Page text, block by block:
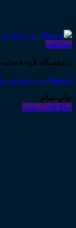
مشاهده
پژوهشگاه قوه قضاییه
استقلال و بی‌طرفی
چاپ تمام
اطلاعات بیشتر